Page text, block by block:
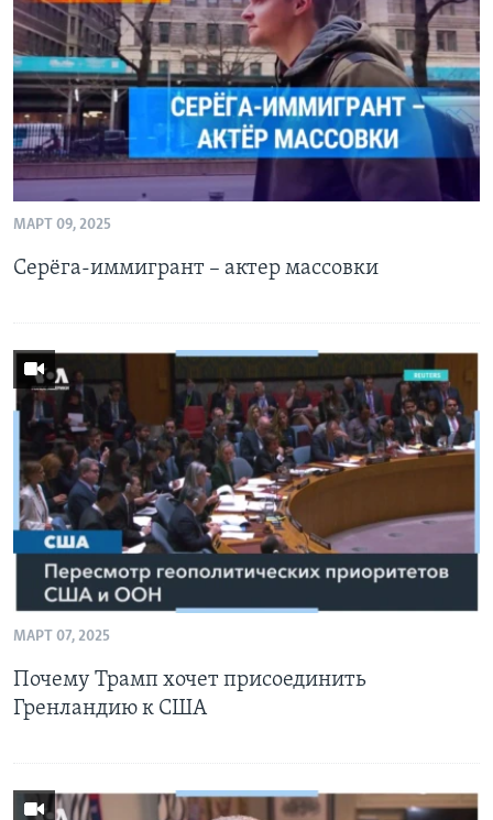
Learning English
СОЦИАЛЬНЫЕ СЕТИ
Языки
МАРТ 09, 2025
Серёга-иммигрант – актер массовки
МАРТ 07, 2025
Почему Трамп хочет присоединить
Гренландию к США